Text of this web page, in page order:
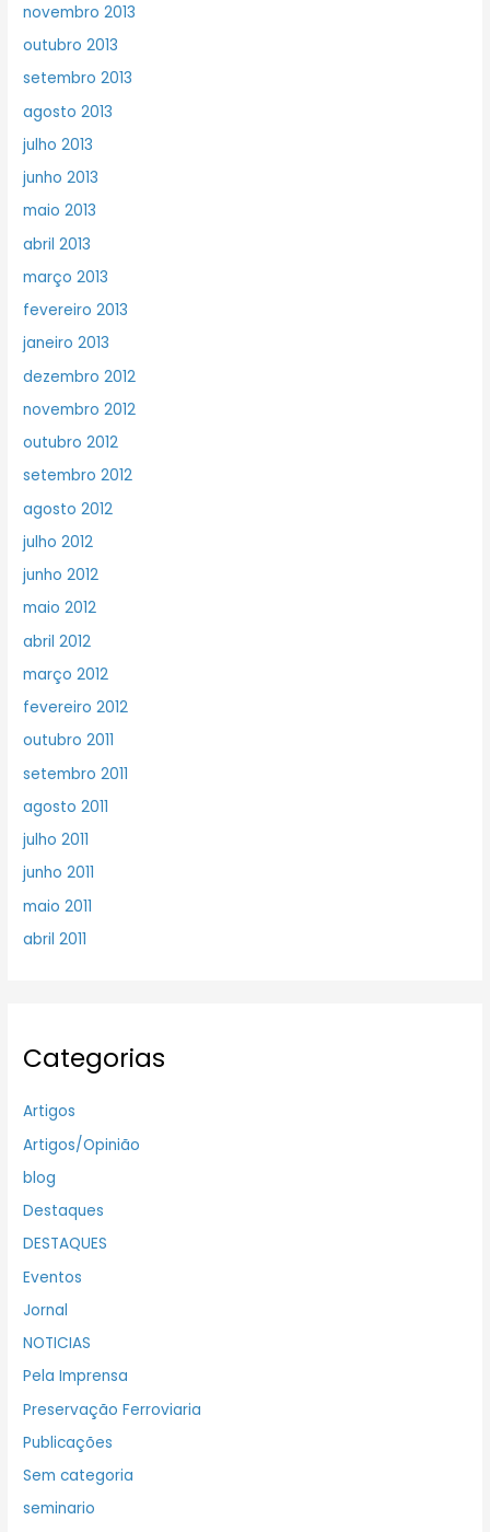
novembro 2013
outubro 2013
setembro 2013
agosto 2013
julho 2013
junho 2013
maio 2013
abril 2013
março 2013
fevereiro 2013
janeiro 2013
dezembro 2012
novembro 2012
outubro 2012
setembro 2012
agosto 2012
julho 2012
junho 2012
maio 2012
abril 2012
março 2012
fevereiro 2012
outubro 2011
setembro 2011
agosto 2011
julho 2011
junho 2011
maio 2011
abril 2011
Categorias
Artigos
Artigos/Opinião
blog
Destaques
DESTAQUES
Eventos
Jornal
NOTICIAS
Pela Imprensa
Preservação Ferroviaria
Publicações
Sem categoria
seminario